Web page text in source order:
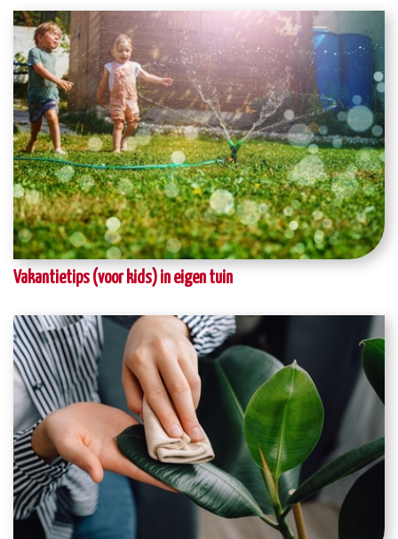
Vakantietips (voor kids) in eigen tuin